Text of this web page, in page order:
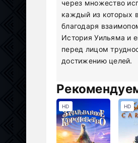
через множество
каждый из которых
благодаря
История Уильяма и
перед лицом
достижению целей.
HD HD